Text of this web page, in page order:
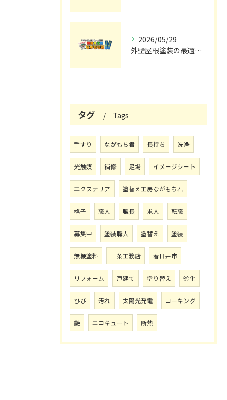
2026/05/29
外壁屋根塗装の最適メンテナンス時期
タグ Tags
手すり ながもち君 長持ち 洗浄
光触媒 補修 足場 イメージシート
エクステリア 塗替え工房ながもち君
格子 職人 職長 求人 転職
募集中 塗装職人 塗替え 塗装
無機塗料 一条工務店 春日井市
リフォーム 戸建て 塗り替え 劣化
ひび 汚れ 太陽光発電 コーキング
艶 エコキュート 断熱